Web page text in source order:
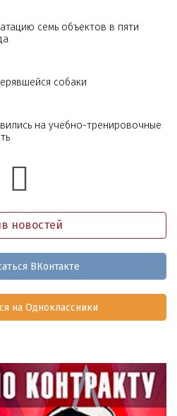
семь объектов в пяти
собаки
на учебно-тренировочные
новостей
ВКонтакте
на Одноклассники